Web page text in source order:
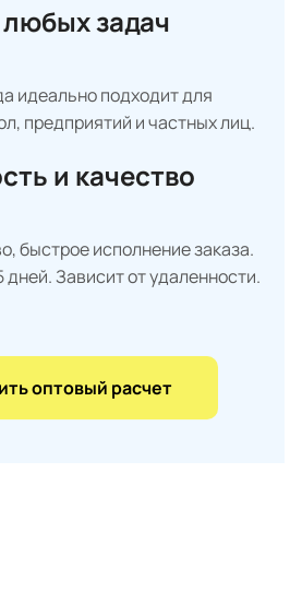
задач
идеально подходит для
предприятий и частных лиц.
и качество
быстрое исполнение заказа.
дней. Зависит от удаленности.
оптовый расчет